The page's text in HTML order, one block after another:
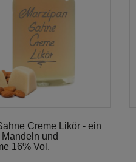
Creme Likör - ein
und
16% Vol.